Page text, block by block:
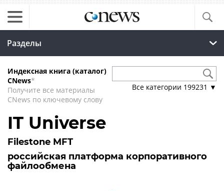
Разделы
Индексная книга (каталог)
CNews*
Получите все материалы
CNews по ключевому слову
Все категории 199231 ▼
IT Universe
Filestone MFT
российская платформа корпоративного
файлообмена